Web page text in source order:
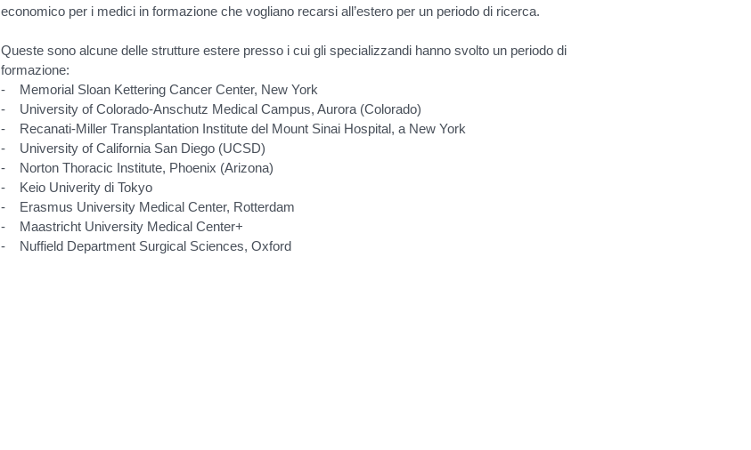
economico per i medici in formazione che vogliano recarsi all’estero per un periodo di ricerca.
Queste sono alcune delle strutture estere presso i cui gli specializzandi hanno svolto un periodo di
formazione:
- Memorial Sloan Kettering Cancer Center, New York
- University of Colorado-Anschutz Medical Campus, Aurora (Colorado)
- Recanati-Miller Transplantation Institute del Mount Sinai Hospital, a New York
- University of California San Diego (UCSD)
- Norton Thoracic Institute, Phoenix (Arizona)
- Keio Univerity di Tokyo
- Erasmus University Medical Center, Rotterdam
- Maastricht University Medical Center+
- Nuffield Department Surgical Sciences, Oxford